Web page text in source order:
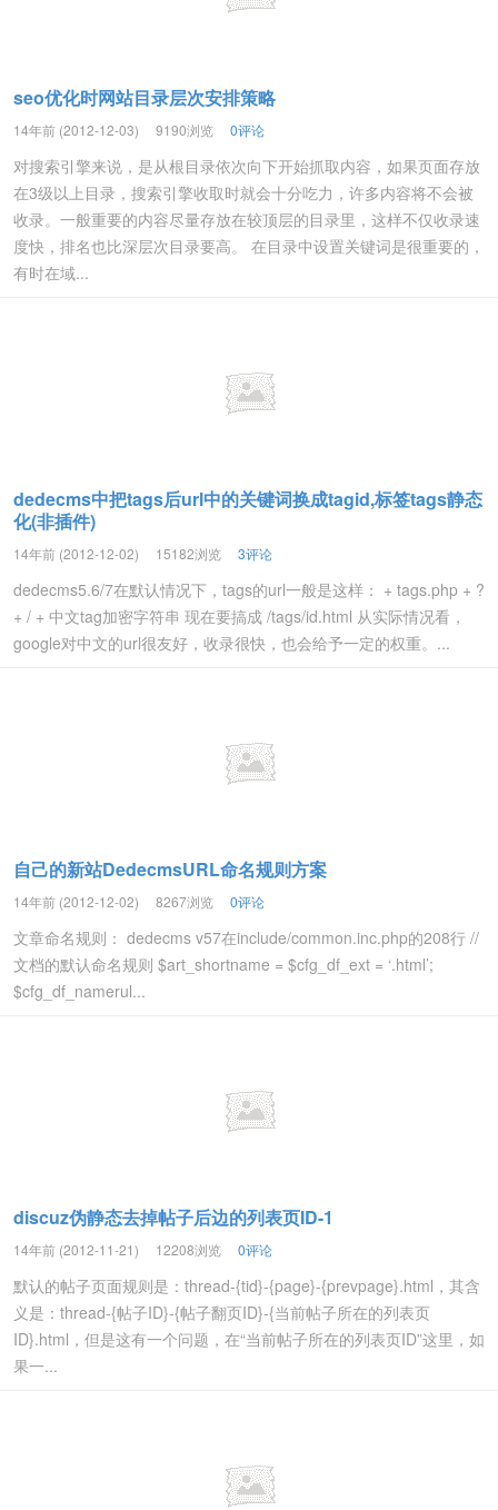
seo优化时网站目录层次安排策略
14年前 (2012-12-03) 9190浏览 0评论
对搜索引擎来说，是从根目录依次向下开始抓取内容，如果页面存放
在3级以上目录，搜索引擎收取时就会十分吃力，许多内容将不会被
收录。一般重要的内容尽量存放在较顶层的目录里，这样不仅收录速
度快，排名也比深层次目录要高。 在目录中设置关键词是很重要的，
有时在域...
dedecms中把tags后url中的关键词换成tagid,标签tags静态
化(非插件)
14年前 (2012-12-02) 15182浏览 3评论
dedecms5.6/7在默认情况下，tags的url一般是这样： + tags.php + ?
+ / + 中文tag加密字符串 现在要搞成 /tags/id.html 从实际情况看，
google对中文的url很友好，收录很快，也会给予一定的权重。...
自己的新站DedecmsURL命名规则方案
14年前 (2012-12-02) 8267浏览 0评论
文章命名规则： dedecms v57在include/common.inc.php的208行 //
文档的默认命名规则 $art_shortname = $cfg_df_ext = ‘.html’;
$cfg_df_namerul...
discuz伪静态去掉帖子后边的列表页ID-1
14年前 (2012-11-21) 12208浏览 0评论
默认的帖子页面规则是：thread-{tid}-{page}-{prevpage}.html，其含
义是：thread-{帖子ID}-{帖子翻页ID}-{当前帖子所在的列表页
ID}.html，但是这有一个问题，在“当前帖子所在的列表页ID”这里，如
果一...